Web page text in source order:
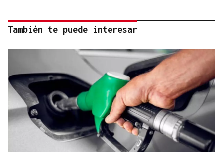
También te puede interesar